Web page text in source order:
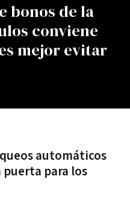
bonos de la
conviene
mejor evitar
automáticos
puerta para los